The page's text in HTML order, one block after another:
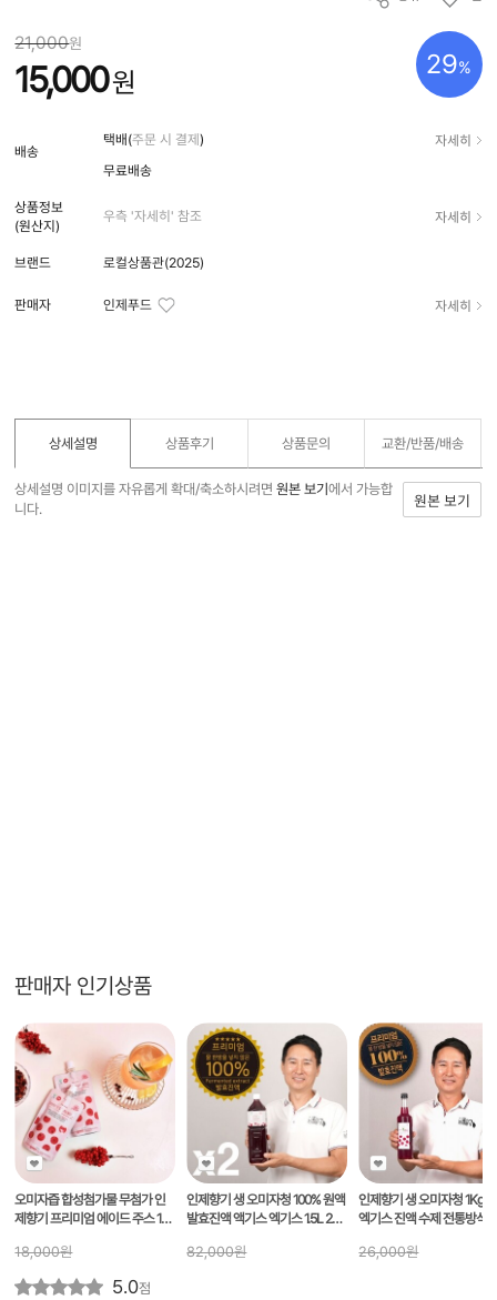
29%
21,000원
15,000원
배송
택배(주문 시 결제) 자세히
무료배송
상품정보
(원산지)
우측 '자세히' 참조 자세히
브랜드 로컬상품관(2025)
판매자 인제푸드 자세히
상세설명 상품후기 상품문의 교환/반품/배송
상세설명 이미지를 자유롭게 확대/축소하시려면원본 보기에서 가능합
니다.
원본 보기
판매자 인기상품
오미자즙 합성첨가물 무첨가 인
제향기 프리미엄 에이드 주스 100
18,000원
5.0점
인제향기 생 오미자청 100% 원액
발효진액 액기스 엑기스 1.5L 2병
직송 수제 전통방식 물 한방울 넣
82,000원
인제향기 생 오미자청 1Kg
엑기스 진액 수제 전통방식
26,000원